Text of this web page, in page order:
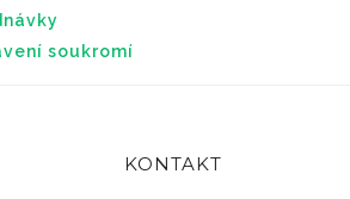
soukromí
KONTAKT